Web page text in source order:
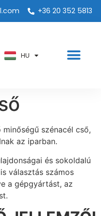
+36 20 352 5813
HU
PT
AR
szénacél cső,
az iparban.
és sokoldalú
választás számos
a gépgyártást, az